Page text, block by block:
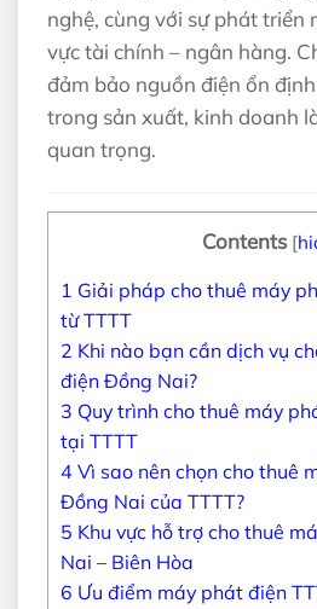
nghệ, cùng với sự phát triển
vực tài chính – ngân hàng.
đảm bảo nguồn điện ổn
trong sản xuất, kinh doanh
quan trọng.
Contents [
1 Giải pháp cho thuê máy
từ TTTT
2 Khi nào bạn cần dịch vụ
điện Đồng Nai?
3 Quy trình cho thuê máy
tại TTTT
4 Vì sao nên chọn cho thuê
Đồng Nai của TTTT?
5 Khu vực hỗ trợ cho thuê
Nai – Biên Hòa
6 Ưu điểm máy phát điện